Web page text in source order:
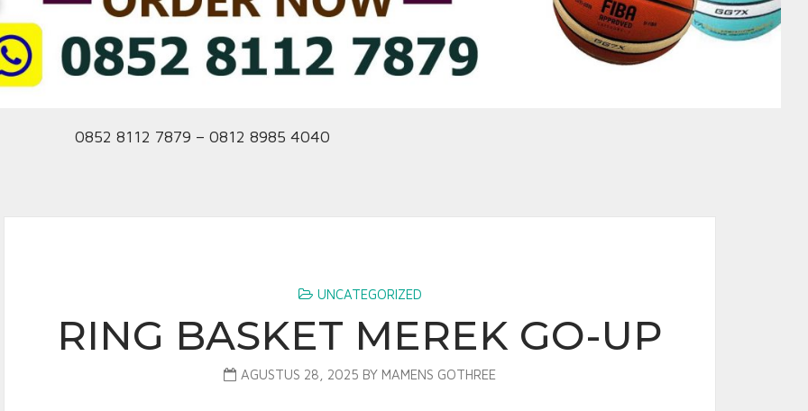
0852 8112 7879 – 0812 8985 4040
UNCATEGORIZED
RING BASKET MEREK GO-UP
AGUSTUS 28, 2025 BY MAMENS GOTHREE